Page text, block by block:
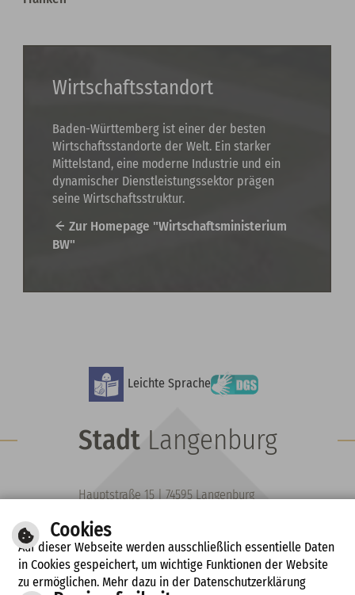
Wirtschaftsstandort
Baden-Württemberg ist einer der besten
Wirtschaftsstandorte der Welt. Ein starker
Mittelstand, eine moderne Industrie und ein
dynamischer Dienstleistungssektor prägen
seine Wirtschaftsstruktur.
Zur Homepage "Wirtschaftsministerium
BW"
Leichte Sprache
StadtLangenburg
Hauptstraße 15 | 74595 Langenburg
E-Mail schreiben
Diese Seite drucken
© 2018 Stadtverwaltung Langenburg |
Cookies
Auf dieser Webseite werden ausschließlich essentielle Daten
in Cookies gespeichert, um wichtige Funktionen der Website
zu ermöglichen. Mehr dazu in der Datenschutzerklärung